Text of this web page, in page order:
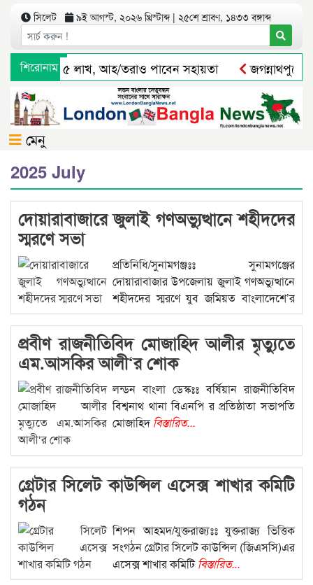
সিলেট ৯ই আগস্ট, ২০২৬ খ্রিস্টাব্দ | ২৫শে শ্রাবণ, ১৪৩৩ বঙ্গাব্দ
শিরোনাম
পাবে ৫ লাখ, আহ/তরাও পাবেন সহায়তা
জগন্নাথপুরে
বালু উত্তোলনের সত্যতা পাওয়া যায় নি
সিলেটে যেসব
মেনু
2025 July
দোয়ারাবাজারে জুলাই গণঅভ্যুত্থানে শহীদদের
স্মরণে সভা
প্রতিনিধি/সুনামগঞ্জঃঃ সুনামগঞ্জের
দোয়ারাবাজার উপজেলায় জুলাই গণঅভ্যুত্থানে
শহীদদের স্মরণে যুব জমিয়ত বাংলাদেশে’র
আলোচনাসভাবিস্তারিত...
প্রবীণ রাজনীতিবিদ মোজাহিদ আলীর মৃত্যুতে
এম.আসকির আলী‘র শোক
লন্ডন বাংলা ডেস্কঃঃ বর্ষিয়ান রাজনীতিবিদ
বিশ্বনাথ থানা বিএনপি র প্রতিষ্ঠাতা সভাপতি
মোজাহিদবিস্তারিত...
গ্রেটার সিলেট কাউন্সিল এসেক্স শাখার কমিটি
গঠন
শিপন আহমদ/যুক্তরাজ্যঃঃ যুক্তরাজ্য ভিত্তিক
সংগঠন গ্রেটার সিলেট কাউন্সিল (জিএসসি)এর
এসেক্স শাখার কমিটিবিস্তারিত...